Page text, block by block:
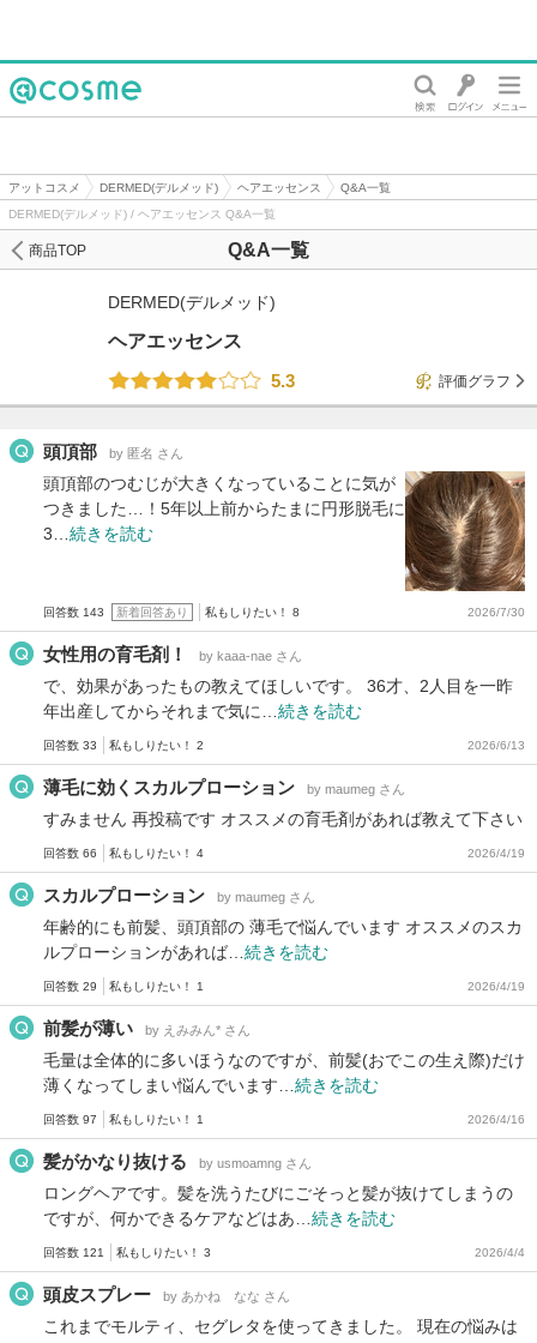
アットコスメ DERMED(デルメッド) ヘアエッセンス
Q&A一覧
DERMED(デルメッド) / ヘアエッセンス Q&A一覧
Q&A一覧
商品TOP
DERMED(デルメッド)
ヘアエッセンス
5.3
評価グラフ
頭頂部 by 匿名 さん
頭頂部のつむじが大きくなっていることに気が
つきました…！5年以上前からたまに円形脱毛に
3… 続きを読む
回答数 143 新着回答あり 私もしりたい！ 8 2026/7/30
女性用の育毛剤！ by kaaa-nae さん
で、効果があったもの教えてほしいです。 36才、2人目を一昨
年出産してからそれまで気に… 続きを読む
回答数 33 私もしりたい！ 2 2026/6/13
薄毛に効くスカルプローション by maumeg さん
すみません 再投稿です オススメの育毛剤があれば教えて下さい
回答数 66 私もしりたい！ 4 2026/4/19
スカルプローション by maumeg さん
年齢的にも前髪、頭頂部の 薄毛で悩んでいます オススメのスカ
ルプローションがあれば… 続きを読む
回答数 29 私もしりたい！ 1 2026/4/19
前髪が薄い by えみみん* さん
毛量は全体的に多いほうなのですが、前髪(おでこの生え際)だけ
薄くなってしまい悩んでいます… 続きを読む
回答数 97 私もしりたい！ 1 2026/4/16
髪がかなり抜ける by usmoamng さん
ロングヘアです。髪を洗うたびにごそっと髪が抜けてしまうの
ですが、何かできるケアなどはあ… 続きを読む
回答数 121 私もしりたい！ 3 2026/4/4
頭皮スプレー by あかね なな さん
これまでモルティ、セグレタを使ってきました。 現在の悩みは